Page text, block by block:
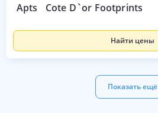
Apts Cote D`or Footprints
Найти цены
Показать ещё